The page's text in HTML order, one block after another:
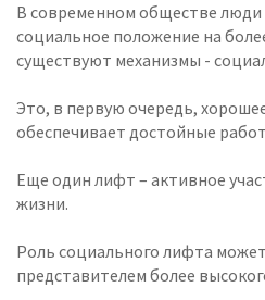
В современном обществе люди
социальное положение на
существуют механизмы -
Это, в первую очередь,
обеспечивает достойные
Еще один лифт – активное
жизни.
Роль социального лифта
представителем более